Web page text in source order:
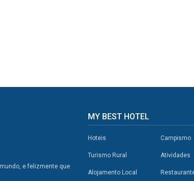
e felizmente que
MY BEST HOTEL
Hoteis
Turismo Rural
Alojamento Local
Campismo
Atividades